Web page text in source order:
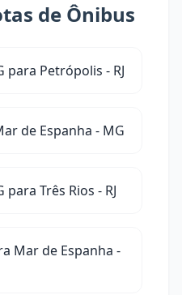
de Ônibus
para Petrópolis - RJ
de Espanha - MG
Três Rios - RJ
Mar de Espanha -